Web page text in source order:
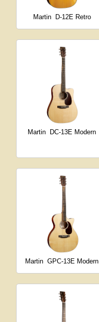
Martin D-12E Retro
Martin DC-13E Modern
Martin GPC-13E Modern